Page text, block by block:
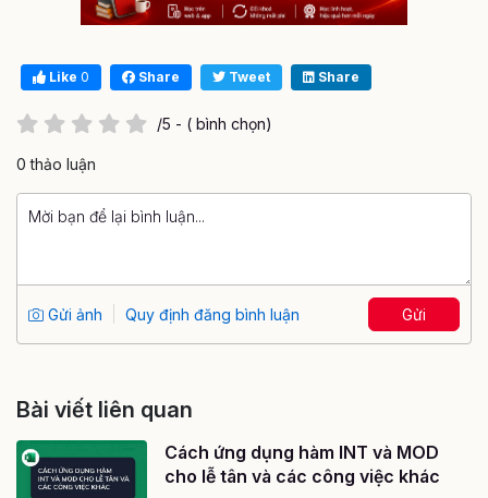
Like 0 Share Tweet Share
/5 - ( bình chọn)
0 thảo luận
Gửi ảnh Quy định đăng bình luận Gửi
Bài viết liên quan
Cách ứng dụng hàm INT và MOD
cho lễ tân và các công việc khác